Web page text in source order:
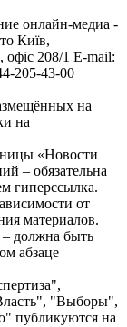
онлайн-медиа -
Київ,
208/1 E-mail:
205-43-00
на
на
«Новости
– обязательна
гиперссылка.
от
материалов.
– должна быть
абзаце
"Выборы",
публикуются на